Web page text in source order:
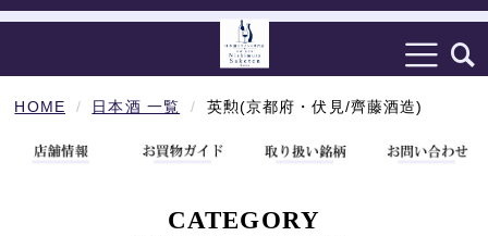
HOME 日本酒 一覧 英勲(京都府・伏見/齊藤酒造)
CATEGORY